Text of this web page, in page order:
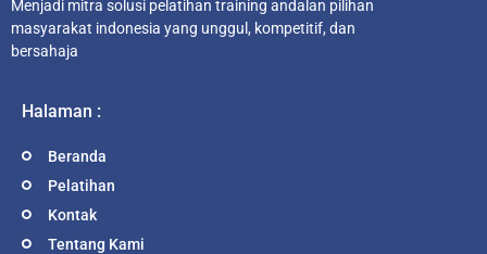
Menjadi mitra solusi pelatihan training andalan pilihan
masyarakat indonesia yang unggul, kompetitif, dan
bersahaja
Halaman :
Beranda
Pelatihan
Kontak
Tentang Kami